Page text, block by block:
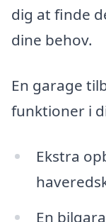
dig at finde
dine behov.
En garage
funktioner i
Ekstra
En